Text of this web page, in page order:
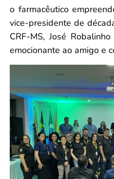
o farmacêutico
vice-presidente de
CRF-MS, José
emocionante ao amigo e